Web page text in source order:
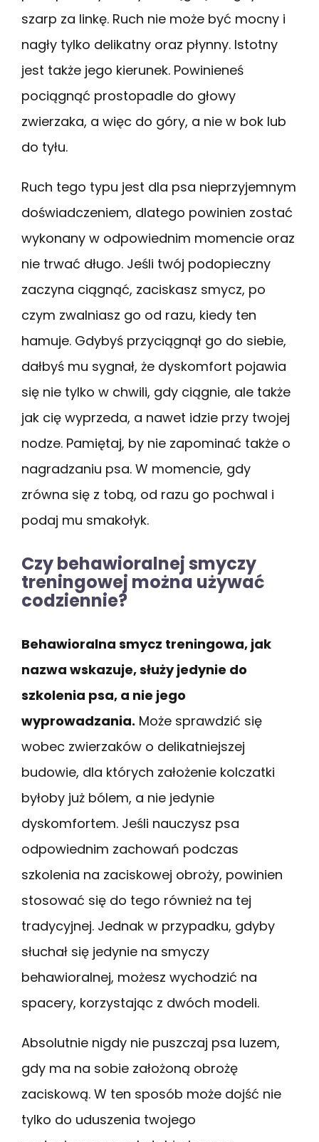
szarp za linkę. Ruch nie może być mocny i
nagły tylko delikatny oraz płynny. Istotny
jest także jego kierunek. Powinieneś
pociągnąć prostopadle do głowy
zwierzaka, a więc do góry, a nie w bok lub
do tyłu.
Ruch tego typu jest dla psa nieprzyjemnym
doświadczeniem, dlatego powinien zostać
wykonany w odpowiednim momencie oraz
nie trwać długo. Jeśli twój podopieczny
zaczyna ciągnąć, zaciskasz smycz, po
czym zwalniasz go od razu, kiedy ten
hamuje. Gdybyś przyciągnął go do siebie,
dałbyś mu sygnał, że dyskomfort pojawia
się nie tylko w chwili, gdy ciągnie, ale także
jak cię wyprzeda, a nawet idzie przy twojej
nodze. Pamiętaj, by nie zapominać także o
nagradzaniu psa. W momencie, gdy
zrówna się z tobą, od razu go pochwal i
podaj mu smakołyk.
Czy behawioralnej smyczy
treningowej można używać
codziennie?
Behawioralna smycz treningowa, jak
nazwa wskazuje, służy jedynie do
szkolenia psa, a nie jego
wyprowadzania. Może sprawdzić się
wobec zwierzaków o delikatniejszej
budowie, dla których założenie kolczatki
byłoby już bólem, a nie jedynie
dyskomfortem. Jeśli nauczysz psa
odpowiednim zachowań podczas
szkolenia na zaciskowej obroży, powinien
stosować się do tego również na tej
tradycyjnej. Jednak w przypadku, gdyby
słuchał się jedynie na smyczy
behawioralnej, możesz wychodzić na
spacery, korzystając z dwóch modeli.
Absolutnie nigdy nie puszczaj psa luzem,
gdy ma na sobie założoną obrożę
zaciskową. W ten sposób może dojść nie
tylko do uduszenia twojego